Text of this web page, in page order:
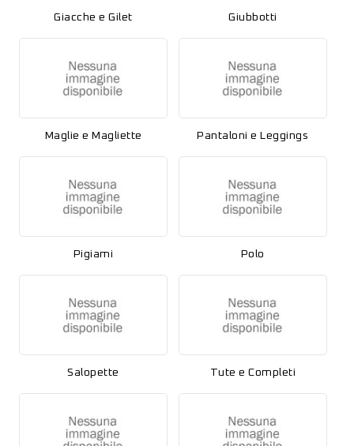
Giacche e Gilet Giubbotti
Maglie e Magliette Pantaloni e Leggings
Pigiami Polo
Salopette Tute e Completi